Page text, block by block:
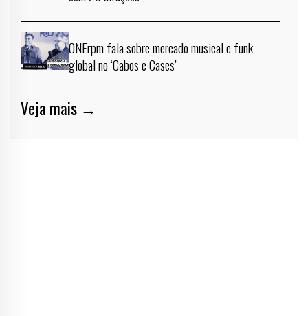
ONErpm fala sobre mercado musical e funk
global no ‘Cabos e Cases’
Veja mais →